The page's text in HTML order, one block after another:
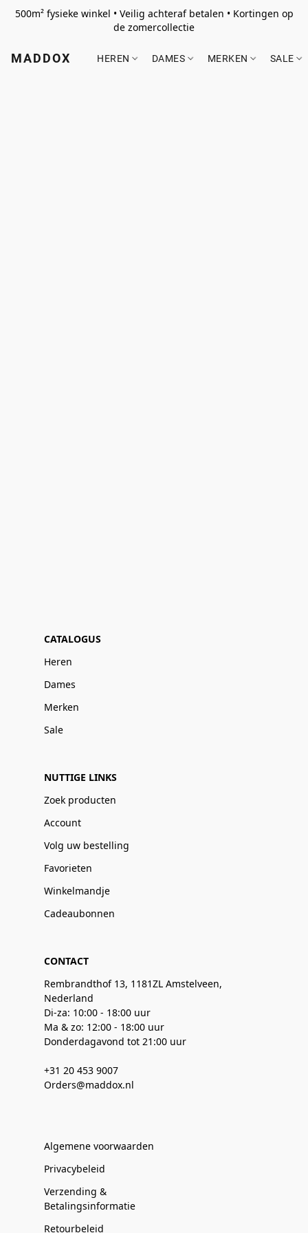
500m² fysieke winkel • Veilig achteraf betalen • Kortingen op
de zomercollectie
MADDOX HEREN DAMES MERKEN SALE
CATALOGUS
Heren
Dames
Merken
Sale
NUTTIGE LINKS
Zoek producten
Account
Volg uw bestelling
Favorieten
Winkelmandje
Cadeaubonnen
CONTACT
Rembrandthof 13, 1181ZL Amstelveen,
Nederland
Di-za: 10:00 - 18:00 uur
Ma & zo: 12:00 - 18:00 uur
Donderdagavond tot 21:00 uur
+31 20 453 9007
Orders@maddox.nl
Algemene voorwaarden
Privacybeleid
Verzending &
Betalingsinformatie
Retourbeleid